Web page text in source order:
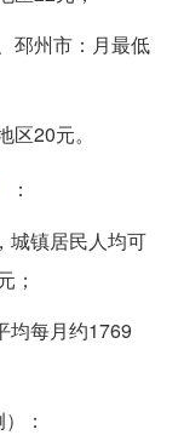
邳州市：月最低
20元。
：
城镇居民人均可
；
均每月约1769
：